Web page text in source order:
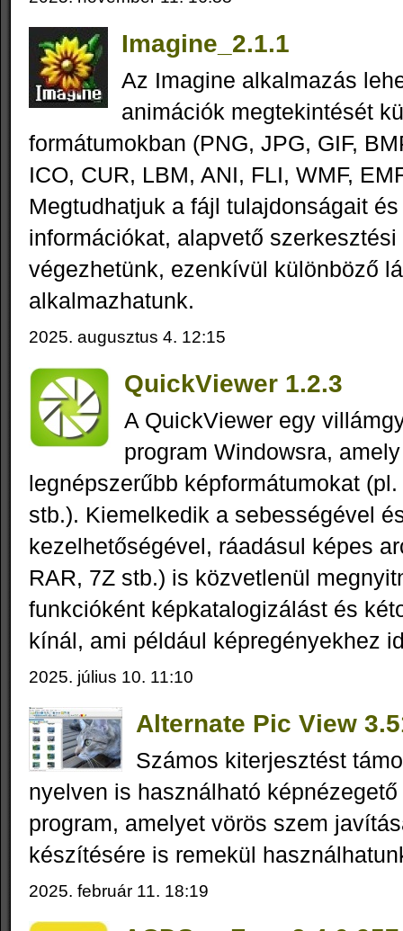
Imagine_2.1.1
Az Imagine alkalmazás
animációk megtekintését
formátumokban (PNG, JPG, GIF,
ICO, CUR, LBM, ANI, FLI, WMF,
Megtudhatjuk a fájl tulajdonságait
információkat, alapvető
végezhetünk, ezenkívül különböző
alkalmazhatunk.
2025. augusztus 4. 12:15
QuickViewer 1.2.3
A QuickViewer egy
program Windowsra,
legnépszerűbb képformátumokat
stb.). Kiemelkedik a sebességével
kezelhetőségével, ráadásul képes
RAR, 7Z stb.) is közvetlenül
funkcióként képkatalogizálást és
kínál, ami például képregényekhez
2025. július 10. 11:10
Alternate Pic View
Számos kiterjesztést
nyelven is használható
program, amelyet vörös szem
készítésére is remekül
2025. február 11. 18:19